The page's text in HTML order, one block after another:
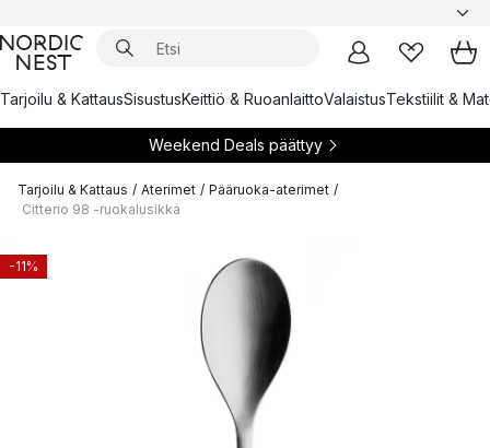
Tarjoilu & KattausSisustusKeittiö & RuoanlaittoValaistusTekstiilit &
Weekend Deals päättyy
Tarjoilu & Kattaus / Aterimet / Pääruoka-aterimet /
Citterio 98 -ruokalusikka
-11%